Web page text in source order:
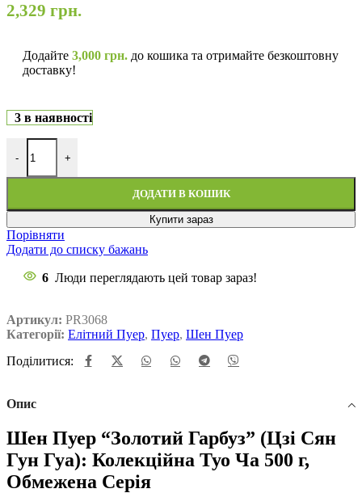
2,329 грн.
Додайте 3,000 грн. до кошика та отримайте безкоштовну
доставку!
3 в наявності
- +
ДОДАТИ В КОШИК
Купити зараз
Порівняти
Додати до списку бажань
6 Люди переглядають цей товар зараз!
Артикул: PR3068
Категорії: Елітний Пуер, Пуер, Шен Пуер
Поділитися:
Опис
Шен Пуер “Золотий Гарбуз” (Цзі Сян
Гун Гуа): Колекційна Туо Ча 500 г,
Обмежена Серія